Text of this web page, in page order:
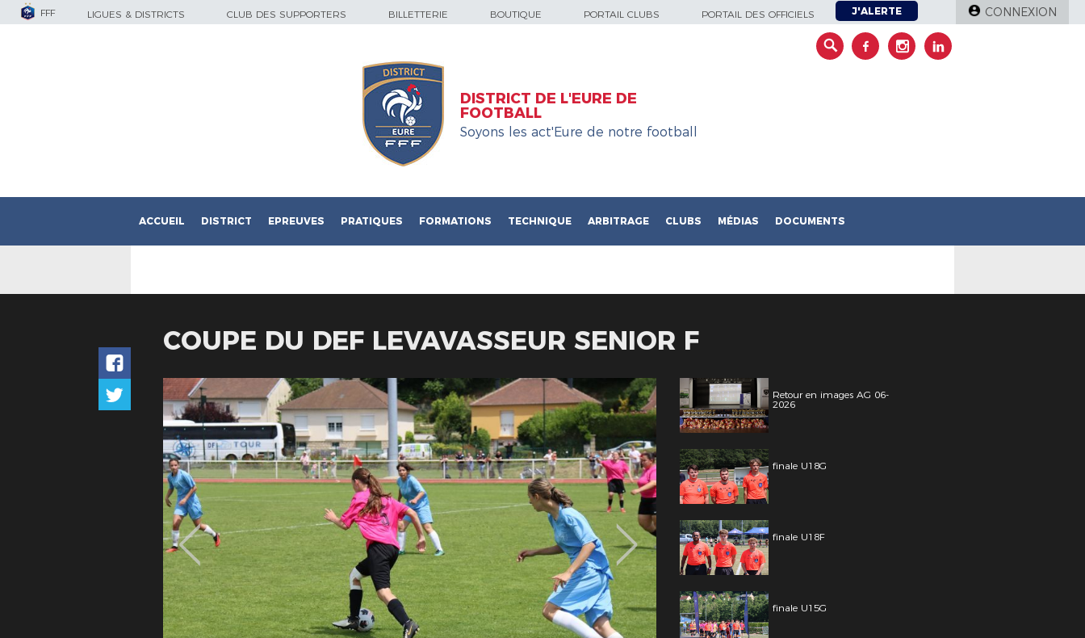
FFF LIGUES & DISTRICTS CLUB DES SUPPORTERS BILLETTERIE BOUTIQUE PORTAIL CLUBS PORTAIL DES OFFICIELS J'ALERTE CONNEXION
DISTRICT DE L'EURE DE
FOOTBALL
Soyons les act'Eure de notre football
ACCUEIL DISTRICT EPREUVES PRATIQUES FORMATIONS TECHNIQUE ARBITRAGE CLUBS MÉDIAS DOCUMENTS
COUPE DU DEF LEVAVASSEUR SENIOR F
Retour en images AG 06-
2026
finale U18G
finale U18F
finale U15G